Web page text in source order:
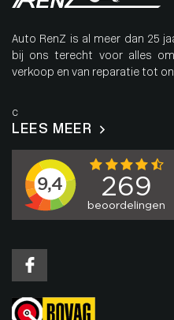
Auto RenZ is al meer dan 25
bij ons terecht voor alles
verkoop en van reparatie tot
c
LEES MEER